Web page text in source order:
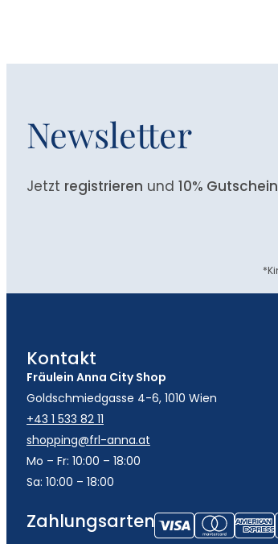
Newsletter
Jetzt registrieren und 10% Gutschein
Kontakt
Fräulein Anna City Shop
Goldschmiedgasse 4-6, 1010 Wien
+43 1 533 82 11
shopping@frl-anna.at
Mo – Fr: 10:00 – 18:00
Sa: 10:00 – 18:00
Zahlungsarten